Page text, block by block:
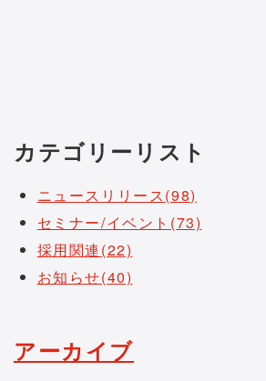
カテゴリーリスト
ニュースリリース(98)
セミナー/イベント(73)
採用関連(22)
お知らせ(40)
アーカイブ